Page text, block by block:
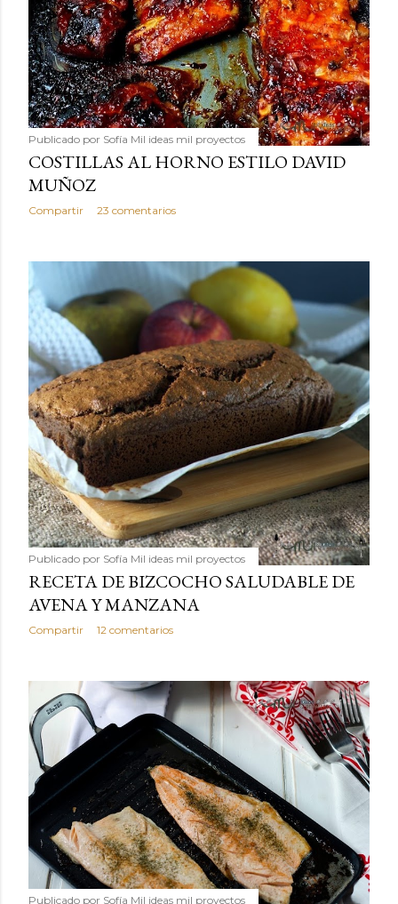
Publicado por Sofía Mil ideas mil proyectos
COSTILLAS AL HORNO ESTILO DAVID
MUÑOZ
Compartir 23 comentarios
Publicado por Sofía Mil ideas mil proyectos
RECETA DE BIZCOCHO SALUDABLE DE
AVENA Y MANZANA
Compartir 12 comentarios
Publicado por Sofía Mil ideas mil proyectos